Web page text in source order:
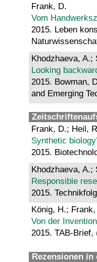
Frank, D.
Vom
2015. Leben
Khodzhaeva,
Looking
2015. Bowman,
and Emerging
Frank, D.; Heil,
Synthetic
2015.
Khodzhaeva,
Responsible
2015.
König, H.; Frank,
Von der
2015. TAB-Brief,
Rezensionen